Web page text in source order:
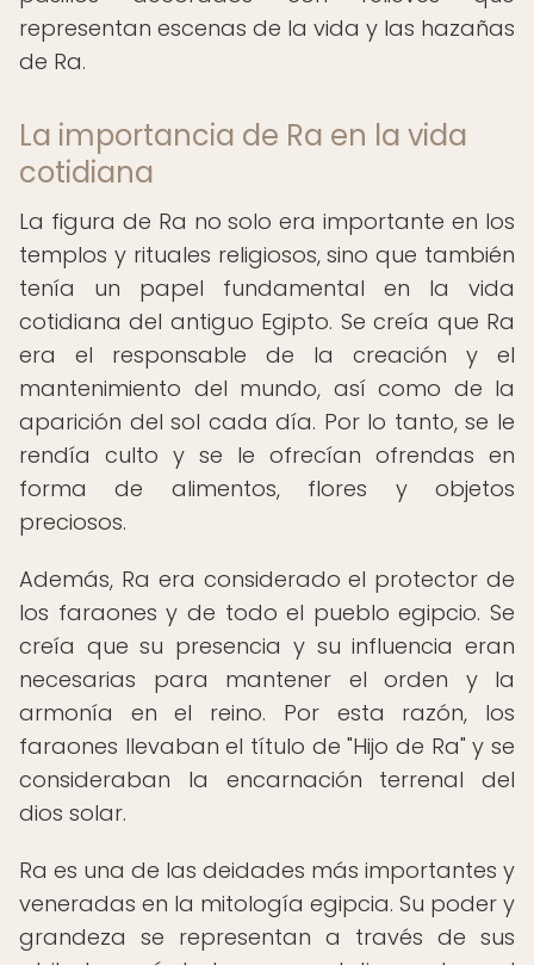
representan escenas de la vida y las hazañas
de Ra.
La importancia de Ra en la vida
cotidiana
La figura de Ra no solo era importante en los
templos y rituales religiosos, sino que también
tenía un papel fundamental en la vida
cotidiana del antiguo Egipto. Se creía que Ra
era el responsable de la creación y el
mantenimiento del mundo, así como de la
aparición del sol cada día. Por lo tanto, se le
rendía culto y se le ofrecían ofrendas en
forma de alimentos, flores y objetos
preciosos.
Además, Ra era considerado el protector de
los faraones y de todo el pueblo egipcio. Se
creía que su presencia y su influencia eran
necesarias para mantener el orden y la
armonía en el reino. Por esta razón, los
faraones llevaban el título de "Hijo de Ra" y se
consideraban la encarnación terrenal del
dios solar.
Ra es una de las deidades más importantes y
veneradas en la mitología egipcia. Su poder y
grandeza se representan a través de sus